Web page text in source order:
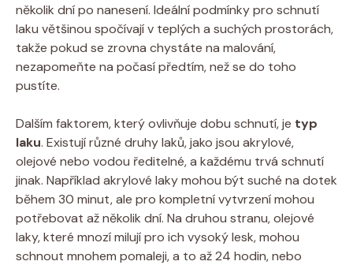
několik dní po nanesení. Ideální podmínky pro schnutí
laku většinou spočívají v teplých a suchých prostorách,
takže pokud se zrovna chystáte na malování,
nezapomeňte na počasí předtím, než se do toho
pustíte.
Dalším faktorem, který ovlivňuje dobu schnutí, je typ
laku. Existují různé druhy laků, jako jsou akrylové,
olejové nebo vodou ředitelné, a každému trvá schnutí
jinak. Například akrylové laky mohou být suché na dotek
během 30 minut, ale pro kompletní vytvrzení mohou
potřebovat až několik dní. Na druhou stranu, olejové
laky, které mnozí milují pro ich vysoký lesk, mohou
schnout mnohem pomaleji, a to až 24 hodin, nebo